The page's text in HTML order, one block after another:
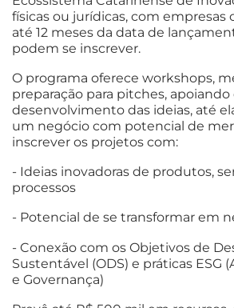
físicas ou jurídicas, com empresas
até 12 meses da data de
podem se inscrever.
O programa oferece workshops,
preparação para pitches, apoiando
desenvolvimento das ideias, até
um negócio com potencial de
inscrever os projetos com:
- Ideias inovadoras de produtos,
processos
- Potencial de se transformar em
- Conexão com os Objetivos de
Sustentável (ODS) e práticas ESG
e Governança)